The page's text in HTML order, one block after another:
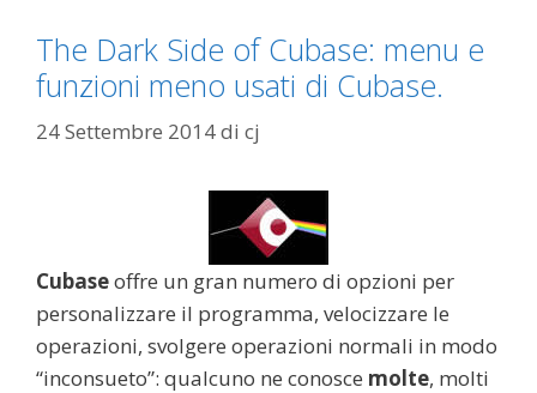
The Dark Side of Cubase: menu e
funzioni meno usati di Cubase.
24 Settembre 2014di cj
Cubaseoffre un gran numero di opzioni per
personalizzare il programma, velocizzare le
operazioni, svolgere operazioni normali in modo
“inconsueto”: qualcuno ne conosce molte, molti